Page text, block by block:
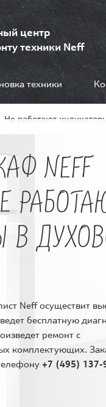
центр
техники Neff
техники
Не работают
NEFF
В
Neff осуществит
бесплатную
ремонт с
комплектующих.
+7 (495) 137-